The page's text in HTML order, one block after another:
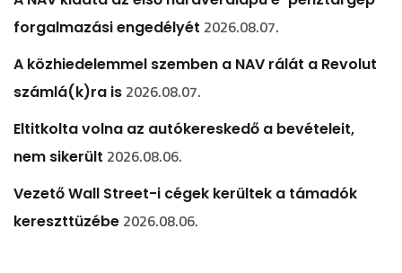
forgalmazási engedélyét 2026.08.07.
A közhiedelemmel szemben a NAV rálát a Revolut
számlá(k)ra is 2026.08.07.
Eltitkolta volna az autókereskedő a bevételeit,
nem sikerült 2026.08.06.
Vezető Wall Street-i cégek kerültek a támadók
kereszttüzébe 2026.08.06.